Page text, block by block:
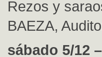
Rezos y
BAEZA,
sábado 5/12